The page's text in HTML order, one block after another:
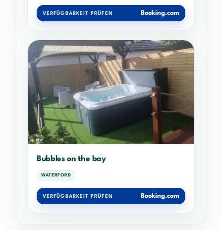
VERFÜGBARKEIT PRÜFEN Booking.com
Bubbles on the bay
WATERFORD
VERFÜGBARKEIT PRÜFEN Booking.com